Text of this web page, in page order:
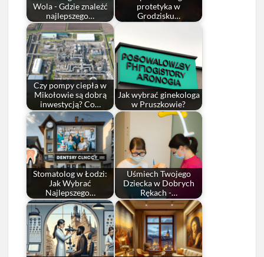
Wola - Gdzie znaleźć
najlepszego…
protetyka w
Grodzisku…
Czy pompy ciepła w
Mikołowie są dobrą
inwestycją? Co…
Jak wybrać ginekologa
w Pruszkowie?
Stomatolog w Łodzi:
Jak Wybrać
Najlepszego…
Uśmiech Twojego
Dziecka w Dobrych
Rękach -…